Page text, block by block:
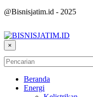
@Bisnisjatim.id - 2025
×
Beranda
Energi